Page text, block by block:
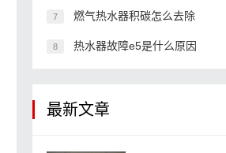
7 燃气热水器积碳怎么去除
8 热水器故障e5是什么原因
最新文章